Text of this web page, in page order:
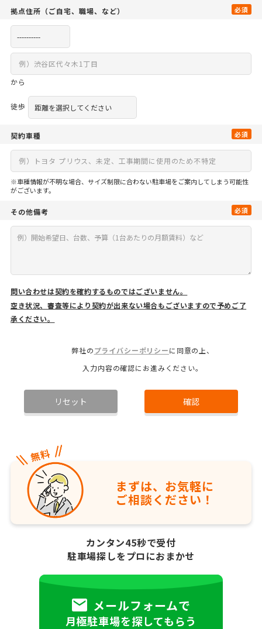
拠点住所 （ご自宅、 職場、など） 必須
から
徒歩
契約車種 必須
※車種情報が不明な場合、サイズ制限に合わない駐車場をご案内してしまう可能性
がございます。
その他備考 必須
問い合わせは契約を確約するものではございません。
空き状況、審査等により契約が出来ない場合もございますので予めご了
承ください。
弊社のプライバシーポリシーに同意の上、
入力内容の確認にお進みください。
リセット 確認
まずは、お気軽に
ご相談ください！
カンタン45秒で受付
駐車場探しをプロにおまかせ
メールフォームで
月極駐車場を探してもらう